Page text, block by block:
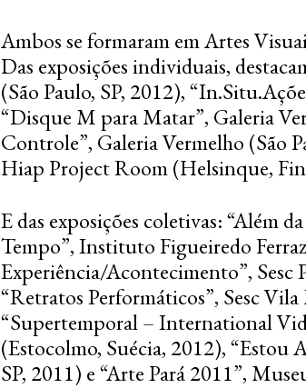
Ambos se formaram em Artes
Das exposições individuais,
(São Paulo, SP, 2012),
“Disque M para Matar”, Galeria
Controle”, Galeria Vermelho (São
Hiap Project Room (Helsinque,
E das exposições coletivas: “Além
Tempo”, Instituto Figueiredo
Experiência/Acontecimento”, Sesc
“Retratos Performáticos”, Sesc
“Supertemporal – International
(Estocolmo, Suécia, 2012), “Estou
SP, 2011) e “Arte Pará 2011”,